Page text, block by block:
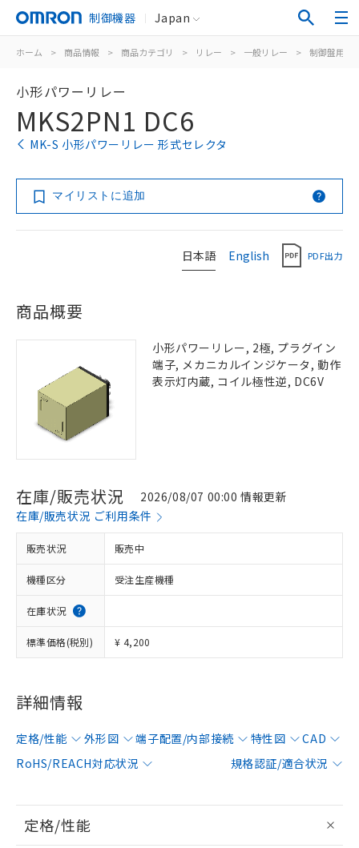
制御機器 Japan
ホーム > 商品情報 > 商品カテゴリ > リレー > 一般リレー > 制御盤用
小形パワーリレー
MKS2PN1 DC6
MK-S 小形パワーリレー 形式セレクタ
マイリストに追加
日本語 English PDF出力
商品概要
小形パワーリレー, 2極, プラグイン
端子, メカニカルインジケータ, 動作
表示灯内蔵, コイル極性逆, DC6V
在庫/販売状況
2026/08/07 00:00 情報更新
在庫/販売状況 ご利用条件
販売状況 販売中
機種区分 受注生産機種
在庫状況
標準価格(税別) ¥ 4,200
詳細情報
定格/性能 外形図 端子配置/内部接続 特性図
CAD
RoHS/REACH対応状況
規格認証/適合状況
定格/性能